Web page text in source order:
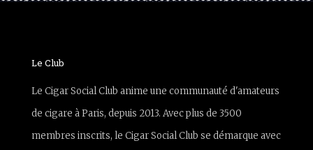
Le Club
Le Cigar Social Club anime une communauté d'amateurs
de cigare à Paris, depuis 2013. Avec plus de 3500
membres inscrits, le Cigar Social Club se démarque avec